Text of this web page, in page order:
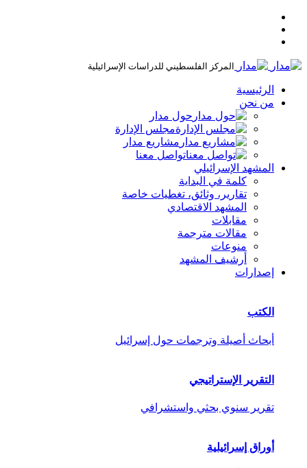
المركز الفلسطيني للدراسات الإسرائيلية
الرئيسية
من نحن
حول مدار
مجلس الإدارة
مشاريع مدار
تواصل معنا
المشهد الإسرائيلي
كلمة في البداية
تقارير، وثائق، تغطيات خاصة
المشهد الاقتصادي
مقابلات
مقالات مترجمة
منوعات
أرشيف المشهد
إصدارات
الكتب
أبحاث أصيلة وترجمات حول إسرائيل
التقرير الإستراتيجي
تقرير سنوي بحثي واستشرافي
أوراق إسرائيلية